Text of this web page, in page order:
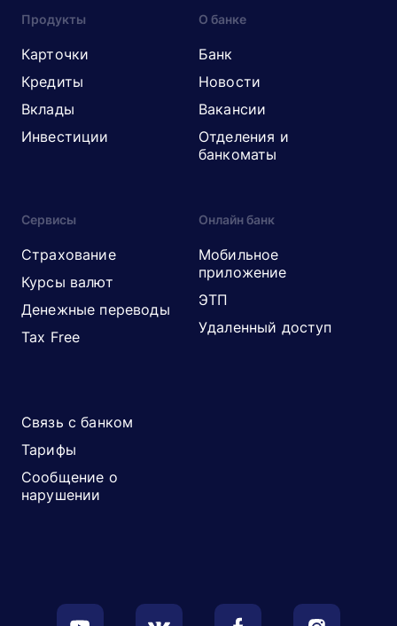
Продукты
Карточки
Кредиты
Вклады
Инвестиции
О банке
Банк
Новости
Вакансии
Отделения и
банкоматы
Сервисы
Страхование
Курсы валют
Денежные переводы
Tax Free
Онлайн банк
Мобильное
приложение
ЭТП
Удаленный доступ
Связь с банком
Тарифы
Сообщение о
нарушении